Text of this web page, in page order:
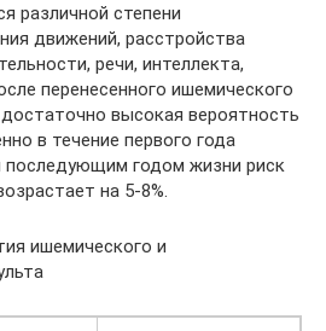
различной степени
движений, расстройства
речи, интеллекта,
перенесенного ишемического
достаточно высокая вероятность
в течение первого года
годом жизни риск
на 5-8%.
ишемического и